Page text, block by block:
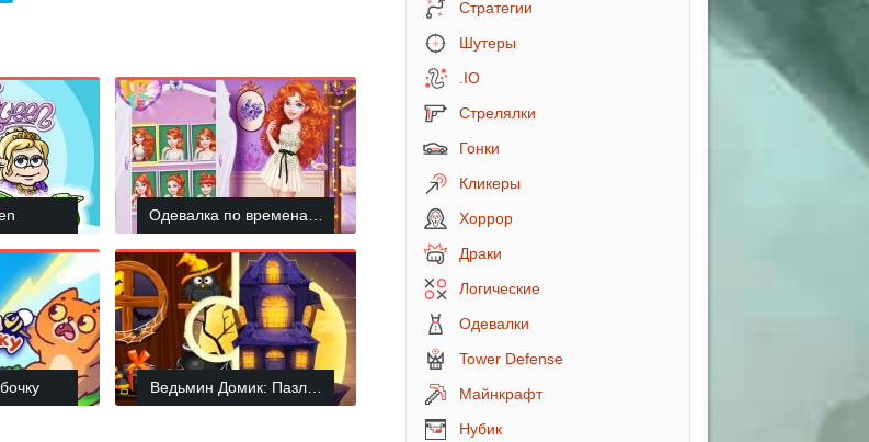
Одевалка по временам года с Меридой
Ведьмин Домик: Пазлы на Хэллоуин
Стратегии
Шутеры
.IO
Стрелялки
Гонки
Кликеры
Хоррор
Драки
Логические
Одевалки
Tower Defense
Майнкрафт
Нубик